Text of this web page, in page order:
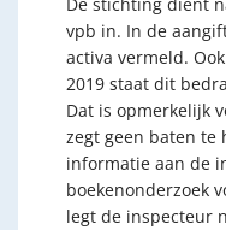
vpb in. In de
activa vermeld.
2019 staat dit
Dat is opmerkelijk
zegt geen baten te
informatie aan de
boekenonderzoek
legt de inspecteur